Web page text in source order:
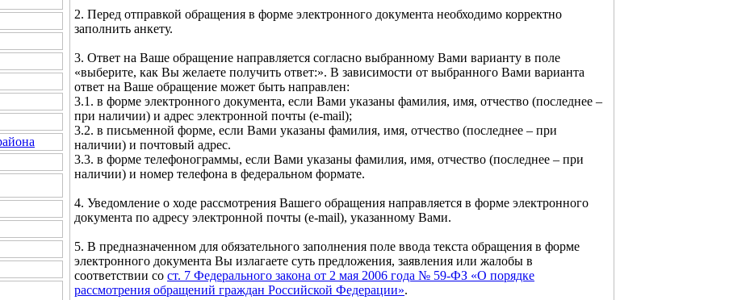
2. Перед отправкой обращения в форме электронного документа необходимо корректно
заполнить анкету.
3. Ответ на Ваше обращение направляется согласно выбранному Вами варианту в поле
«выберите, как Вы желаете получить ответ:». В зависимости от выбранного Вами варианта
ответ на Ваше обращение может быть направлен:
3.1. в форме электронного документа, если Вами указаны фамилия, имя, отчество (последнее –
при наличии) и адрес электронной почты (e-mail);
3.2. в письменной форме, если Вами указаны фамилия, имя, отчество (последнее – при
наличии) и почтовый адрес.
3.3. в форме телефонограммы, если Вами указаны фамилия, имя, отчество (последнее – при
наличии) и номер телефона в федеральном формате.
4. Уведомление о ходе рассмотрения Вашего обращения направляется в форме электронного
документа по адресу электронной почты (e-mail), указанному Вами.
5. В предназначенном для обязательного заполнения поле ввода текста обращения в форме
электронного документа Вы излагаете суть предложения, заявления или жалобы в
соответствии со ст. 7 Федерального закона от 2 мая 2006 года № 59-ФЗ «О порядке
рассмотрения обращений граждан Российской Федерации».